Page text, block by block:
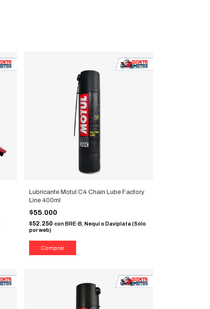
Lubricante Motul C4 Chain Lube Factory
Line 400ml
$55.000
$52.250 con BRE-B, Nequi o Daviplata (Sólo
por web)